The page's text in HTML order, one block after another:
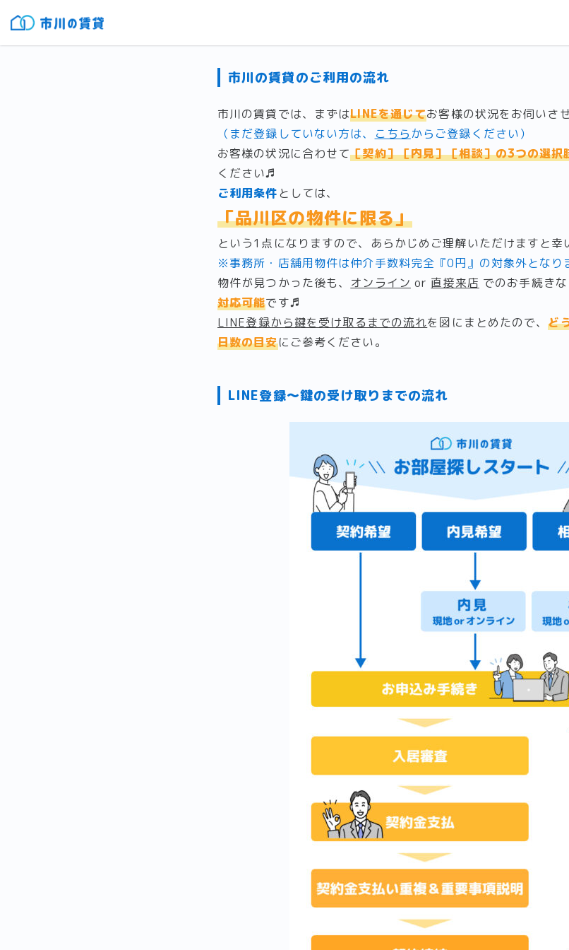
市川の賃貸のご利用の流れ
市川の賃貸では、まずはLINEを通じてお客様の状況をお伺いさ
（まだ登録していない方は、
こちら からご登録ください）
お客様の状況に合わせて［契約］［内見］［相談］の3つの選択
ください♬
ご利用条件としては、
「品川区の物件に限る」
という1点になりますので、あらかじめご理解いただけますと幸
※事務所・店舗用物件は仲介手数料完全『0円』の対象外となり
物件が見つかった後も、 オンライン or 直接来店 でのお手続きな
対応可能です♬
LINE登録から鍵を受け取るまでの流れを図にまとめたので、ど
日数の目安にご参考ください。
LINE登録〜鍵の受け取りまでの流れ